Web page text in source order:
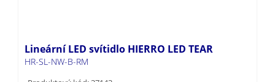
Lineární LED svítidlo HIERRO LED TEAR
HR-SL-NW-B-RM